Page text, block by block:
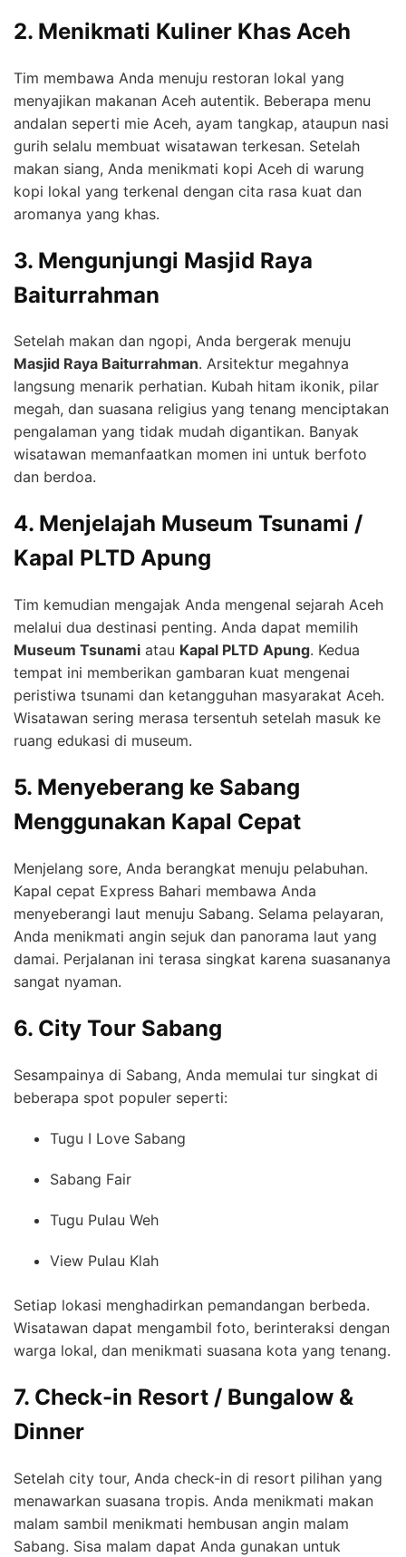
2. Menikmati Kuliner Khas Aceh
Tim membawa Anda menuju restoran lokal yang
menyajikan makanan Aceh autentik. Beberapa menu
andalan seperti mie Aceh, ayam tangkap, ataupun nasi
gurih selalu membuat wisatawan terkesan. Setelah
makan siang, Anda menikmati kopi Aceh di warung
kopi lokal yang terkenal dengan cita rasa kuat dan
aromanya yang khas.
3. Mengunjungi Masjid Raya
Baiturrahman
Setelah makan dan ngopi, Anda bergerak menuju
Masjid Raya Baiturrahman. Arsitektur megahnya
langsung menarik perhatian. Kubah hitam ikonik, pilar
megah, dan suasana religius yang tenang menciptakan
pengalaman yang tidak mudah digantikan. Banyak
wisatawan memanfaatkan momen ini untuk berfoto
dan berdoa.
4. Menjelajah Museum Tsunami /
Kapal PLTD Apung
Tim kemudian mengajak Anda mengenal sejarah Aceh
melalui dua destinasi penting. Anda dapat memilih
Museum Tsunami atau Kapal PLTD Apung. Kedua
tempat ini memberikan gambaran kuat mengenai
peristiwa tsunami dan ketangguhan masyarakat Aceh.
Wisatawan sering merasa tersentuh setelah masuk ke
ruang edukasi di museum.
5. Menyeberang ke Sabang
Menggunakan Kapal Cepat
Menjelang sore, Anda berangkat menuju pelabuhan.
Kapal cepat Express Bahari membawa Anda
menyeberangi laut menuju Sabang. Selama pelayaran,
Anda menikmati angin sejuk dan panorama laut yang
damai. Perjalanan ini terasa singkat karena suasananya
sangat nyaman.
6. City Tour Sabang
Sesampainya di Sabang, Anda memulai tur singkat di
beberapa spot populer seperti:
Tugu I Love Sabang
Sabang Fair
Tugu Pulau Weh
View Pulau Klah
Setiap lokasi menghadirkan pemandangan berbeda.
Wisatawan dapat mengambil foto, berinteraksi dengan
warga lokal, dan menikmati suasana kota yang tenang.
7. Check-in Resort / Bungalow &
Dinner
Setelah city tour, Anda check-in di resort pilihan yang
menawarkan suasana tropis. Anda menikmati makan
malam sambil menikmati hembusan angin malam
Sabang. Sisa malam dapat Anda gunakan untuk